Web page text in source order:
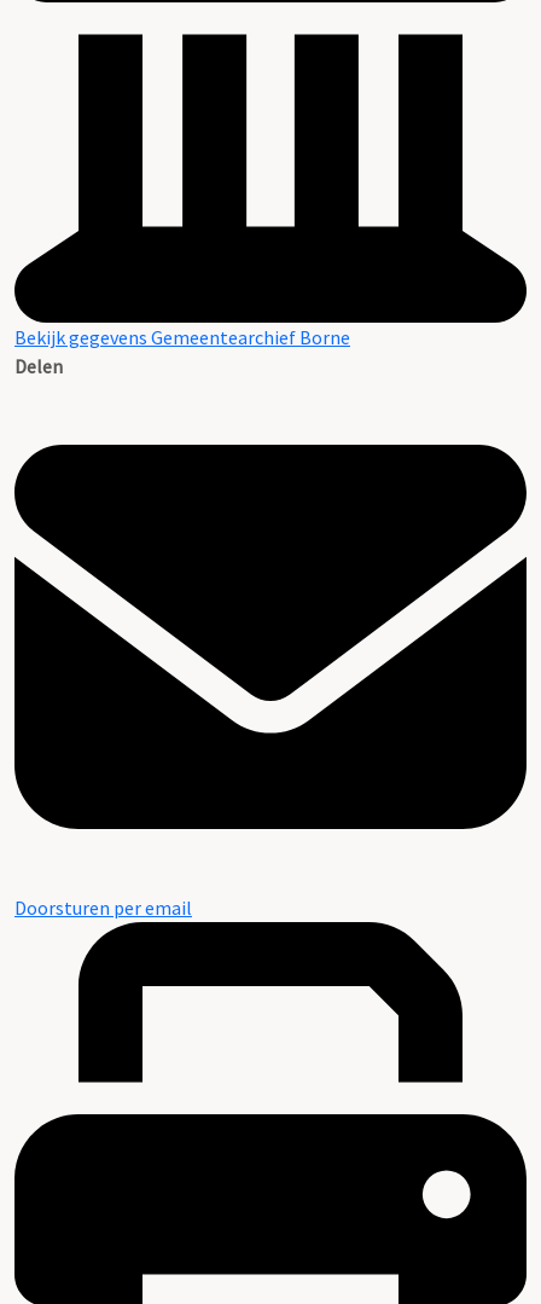
Bekijk gegevens Gemeentearchief Borne
Delen
Doorsturen per email